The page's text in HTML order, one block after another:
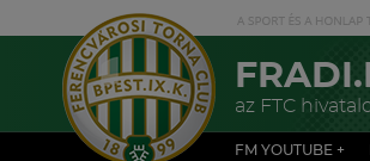
az FTC
FM YOUTUBE +